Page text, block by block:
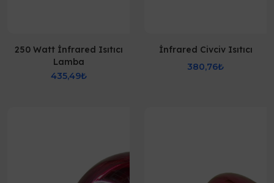
250 Watt İnfrared Isıtıcı
Lamba
435,49₺
İnfrared Civciv Isıtıcı
380,76₺